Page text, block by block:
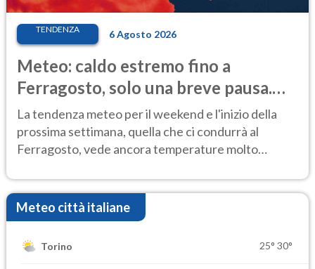
TENDENZA 6 Agosto 2026
Meteo: caldo estremo fino a
Ferragosto, solo una breve pausa.
Ecco dove
La tendenza meteo per il weekend e l'inizio della
prossima settimana, quella che ci condurrà al
Ferragosto, vede ancora temperature molto
Meteo città italiane
Torino 25° 30°